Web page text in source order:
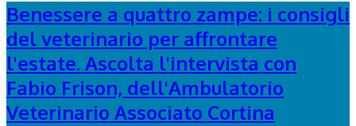
Benessere a quattro zampe: i consigli
del veterinario per affrontare
l'estate. Ascolta l'intervista con
Fabio Frison, dell'Ambulatorio
Veterinario Associato Cortina